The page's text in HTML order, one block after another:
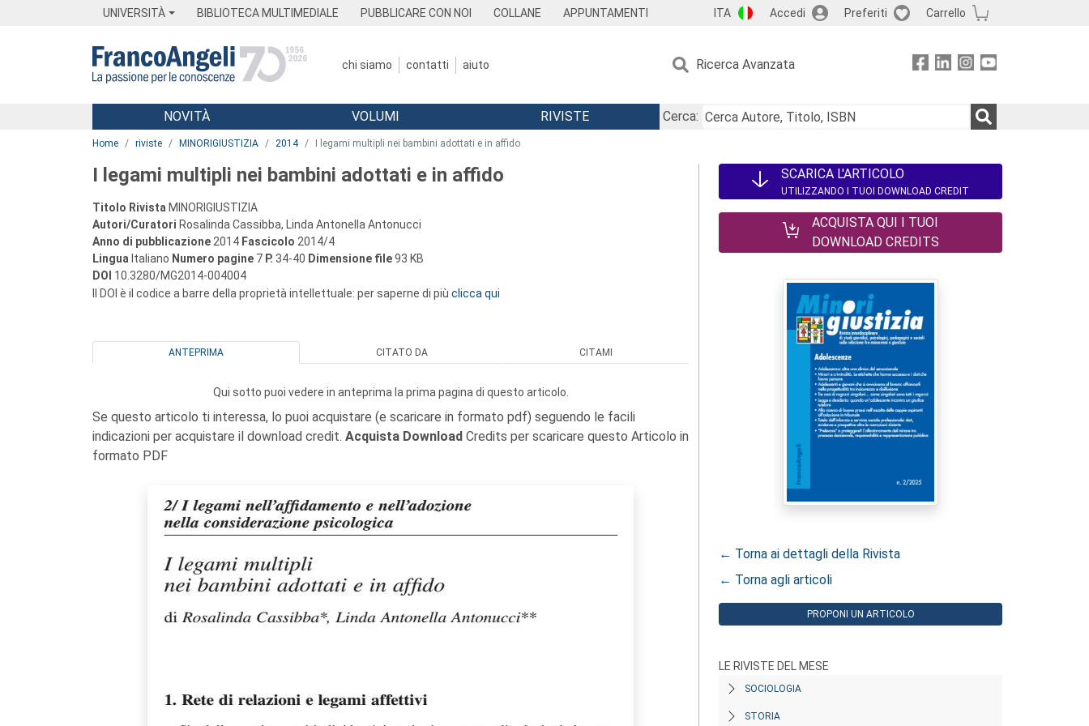
UNIVERSITÀ BIBLIOTECA MULTIMEDIALE PUBBLICARE CON NOI COLLANE APPUNTAMENTI ITA Accedi Preferiti Carrello
chi siamo contatti aiuto Ricerca Avanzata
Menu
NOVITÀ VOLUMI RIVISTE
Cerca:
Home riviste MINORIGIUSTIZIA 2014 I legami multipli nei bambini adottati e in affido
I legami multipli nei bambini adottati e in affido
Titolo Rivista MINORIGIUSTIZIA
Autori/Curatori Rosalinda Cassibba, Linda Antonella Antonucci
Anno di pubblicazione 2014 Fascicolo 2014/4
Lingua Italiano Numero pagine 7 P. 34-40 Dimensione file93 KB
DOI 10.3280/MG2014-004004
Il DOI è il codice a barre della proprietà intellettuale: per saperne di più clicca qui
ANTEPRIMA CITATO DA CITAMI
Qui sotto puoi vedere in anteprima la prima pagina di questo articolo.
Se questo articolo ti interessa, lo puoi acquistare (e scaricare in formato pdf) seguendo le facili
indicazioni per acquistare il download credit. Acquista Download Credits per scaricare questo Articolo in
formato PDF
SCARICA L'ARTICOLO
UTILIZZANDO I TUOI DOWNLOAD CREDIT
ACQUISTA QUI I TUOI
DOWNLOAD CREDITS
← Torna ai dettagli della Rivista
← Torna agli articoli
PROPONI UN ARTICOLO
LE RIVISTE DEL MESE
SOCIOLOGIA
STORIA